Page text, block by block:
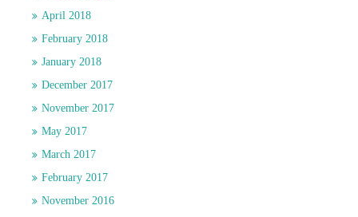
April 2018
February 2018
January 2018
December 2017
November 2017
May 2017
March 2017
February 2017
November 2016